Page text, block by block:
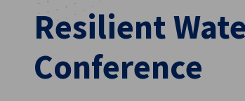
German
Resilient
Conference